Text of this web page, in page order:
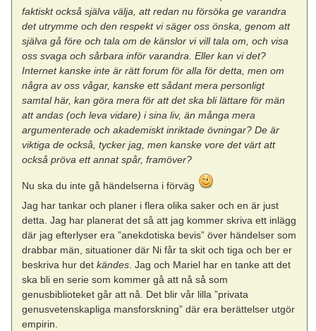
faktiskt också själva välja, att redan nu försöka ge varandra
det utrymme och den respekt vi säger oss önska, genom att
själva gå före och tala om de känslor vi vill tala om, och visa
oss svaga och sårbara inför varandra. Eller kan vi det?
Internet kanske inte är rätt forum för alla för detta, men om
några av oss vågar, kanske ett sådant mera personligt
samtal här, kan göra mera för att det ska bli lättare för män
att andas (och leva vidare) i sina liv, än många mera
argumenterade och akademiskt inriktade övningar? De är
viktiga de också, tycker jag, men kanske vore det värt att
också pröva ett annat spår, framöver?
Nu ska du inte gå händelserna i förväg
Jag har tankar och planer i flera olika saker och en är just
detta. Jag har planerat det så att jag kommer skriva ett inlägg
där jag efterlyser era ”anekdotiska bevis” över händelser som
drabbar män, situationer där Ni får ta skit och tiga och ber er
beskriva hur detkändes. Jag och Mariel har en tanke att det
ska bli en serie som kommer gå att nå så som
genusbiblioteket går att nå. Det blir vår lilla ”privata
genusvetenskapliga mansforskning” där era berättelser utgör
empirin.